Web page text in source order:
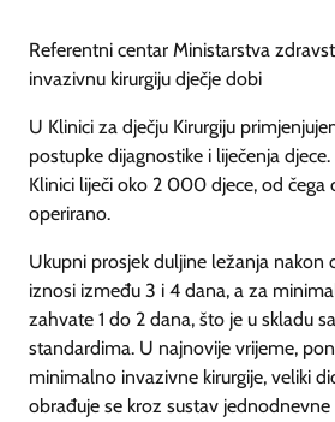
Referentni centar Ministarstva
invazivnu kirurgiju dječje dobi
U Klinici za dječju Kirurgiju
postupke dijagnostike i liječenja
Klinici liječi oko 2 000 djece, od čega
operirano.
Ukupni prosjek duljine ležanja nakon
iznosi između 3 i 4 dana, a za
zahvate 1 do 2 dana, što je u skladu
standardima. U najnovije vrijeme,
minimalno invazivne kirurgije, veliki
obrađuje se kroz sustav jednodnevne